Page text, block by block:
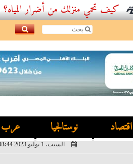
منزلك من أضرار المياه؟ دليل
اقتصاد نوستالجيا عرب
السبت، 1 يوليو 2023 03:44